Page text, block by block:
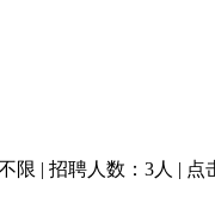
| 招聘人数：3人 | 点